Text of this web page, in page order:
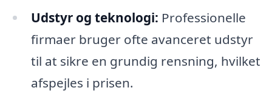
Udstyr og teknologi: Professionelle
firmaer bruger ofte avanceret udstyr
til at sikre en grundig rensning, hvilket
afspejles i prisen.